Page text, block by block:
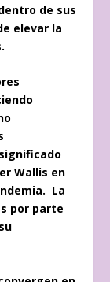
de sus
elevar la
Wallis en
La
por parte